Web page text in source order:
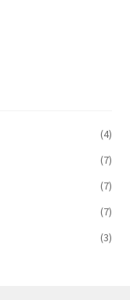
(4)
(7)
(7)
(7)
(3)